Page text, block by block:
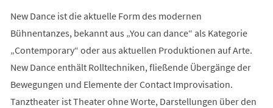
New Dance ist die aktuelle Form des modernen
Bühnentanzes, bekannt aus „You can dance“ als Kategorie
„Contemporary“ oder aus aktuellen Produktionen auf Arte.
New Dance enthält Rolltechniken, fließende Übergänge der
Bewegungen und Elemente der Contact Improvisation.
Tanztheater ist Theater ohne Worte, Darstellungen über den